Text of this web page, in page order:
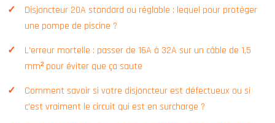
Disjoncteur 20A standard ou réglable : lequel pour protéger
une pompe de piscine ?
L’erreur mortelle : passer de 16A à 32A sur un câble de 1,5
mm² pour éviter que ça saute
Comment savoir si votre disjoncteur est défectueux ou si
c’est vraiment le circuit qui est en surcharge ?